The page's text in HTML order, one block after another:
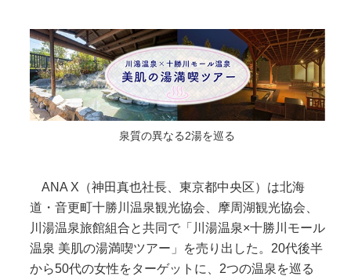
泉質の異なる2湯を巡る
ANA X（神田真也社長、東京都中央区）は北海
道・音更町十勝川温泉観光協会、摩周湖観光協会、
川湯温泉旅館組合と共同で「川湯温泉×十勝川モール
温泉 美肌の湯満喫ツアー」を売り出した。20代後半
から50代の女性をターゲットに、2つの温泉を巡る